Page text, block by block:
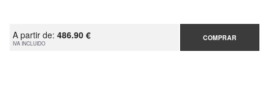
A partir de: 486.90 €
IVA INCLUIDO
COMPRAR